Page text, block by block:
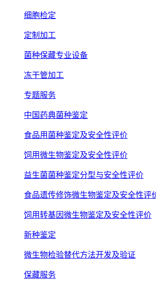
细胞检定
定制加工
菌种保藏专业设备
冻干管加工
专题服务
中国药典菌种鉴定
食品用菌种鉴定及安全性评价
饲用微生物鉴定及安全性评价
益生菌菌种鉴定分型与安全性评价
食品遗传修饰微生物鉴定及安全性评
饲用转基因微生物鉴定及安全性评价
新种鉴定
微生物检验替代方法开发及验证
保藏服务